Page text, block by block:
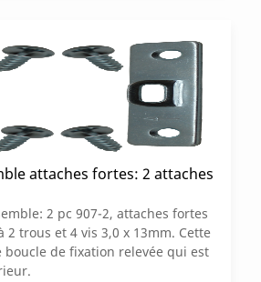
attaches fortes: 2 attaches
2 pc 907-2, attaches fortes
2 trous et 4 vis 3,0 x 13mm. Cette
boucle de fixation relevée qui est